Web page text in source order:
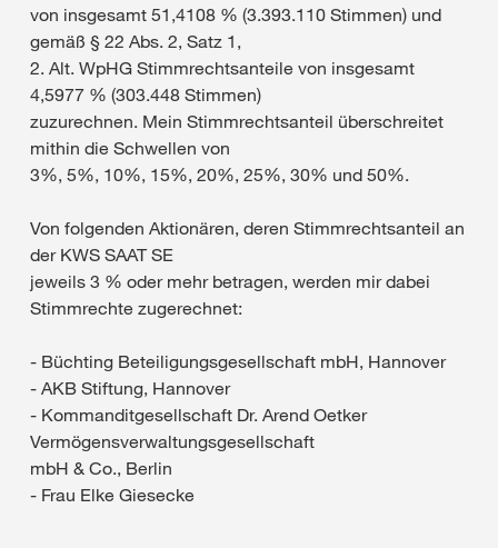
von insgesamt 51,4108 % (3.393.110 Stimmen) und
gemäß § 22 Abs. 2, Satz 1,
2. Alt. WpHG Stimmrechtsanteile von insgesamt
4,5977 % (303.448 Stimmen)
zuzurechnen. Mein Stimmrechtsanteil überschreitet
mithin die Schwellen von
3%, 5%, 10%, 15%, 20%, 25%, 30% und 50%.
Von folgenden Aktionären, deren Stimmrechtsanteil an
der KWS SAAT SE
jeweils 3 % oder mehr betragen, werden mir dabei
Stimmrechte zugerechnet:
- Büchting Beteiligungsgesellschaft mbH, Hannover
- AKB Stiftung, Hannover
- Kommanditgesellschaft Dr. Arend Oetker
Vermögensverwaltungsgesellschaft
mbH & Co., Berlin
- Frau Elke Giesecke